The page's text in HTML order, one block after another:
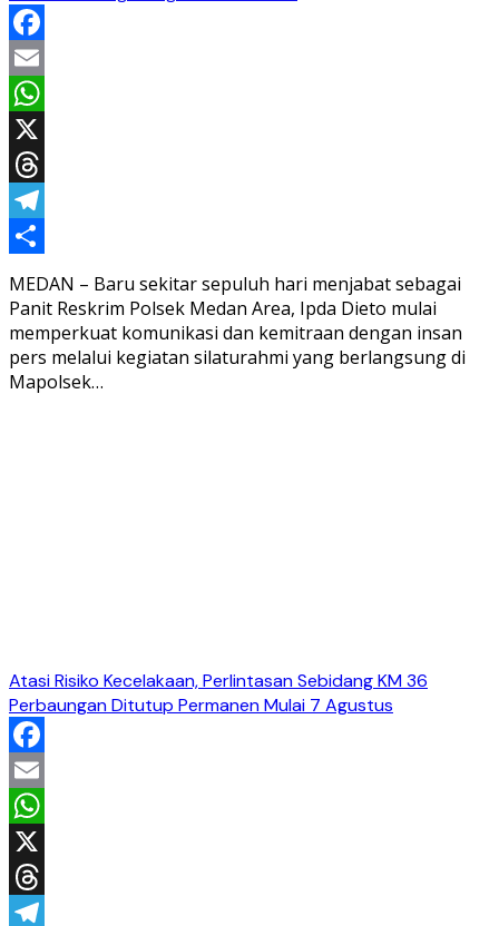
Facebook
Email
WhatsApp
X
Threads
Telegram
Share
MEDAN – Baru sekitar sepuluh hari menjabat sebagai
Panit Reskrim Polsek Medan Area, Ipda Dieto mulai
memperkuat komunikasi dan kemitraan dengan insan
pers melalui kegiatan silaturahmi yang berlangsung di
Mapolsek…
Atasi Risiko Kecelakaan, Perlintasan Sebidang KM 36
Perbaungan Ditutup Permanen Mulai 7 Agustus
Facebook
Email
WhatsApp
X
Threads